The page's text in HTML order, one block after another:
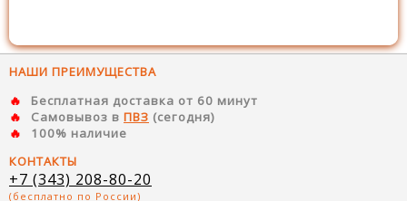
НАШИ ПРЕИМУЩЕСТВА
Бесплатная доставка от 60 минут
Самовывоз в ПВЗ (сегодня)
100% наличие
КОНТАКТЫ
+7 (343) 208-80-20
(бесплатно по России)